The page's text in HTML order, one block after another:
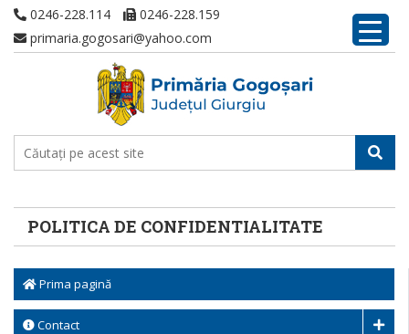
0246-228.114
0246-228.159
primaria.gogosari@yahoo.com
POLITICA DE CONFIDENTIALITATE
Prima pagină
Contact